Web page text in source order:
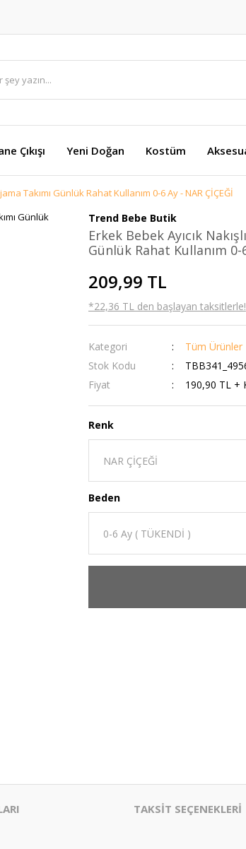
Çıkışı Yeni Doğan Kostüm
Takımı Günlük Rahat Kullanım 0-6 Ay - NAR ÇİÇEĞİ
Trend Bebe Butik
Erkek Bebek Ayıcık
Günlük Rahat Kullanım 0-
209,99 TL
*22,36 TL den başlayan taksitlerle!
Kategori
Tüm Ürünler
Stok Kodu
Fiyat
190,90 TL +
Renk
Beden
TAKSİT SEÇENEKLERİ